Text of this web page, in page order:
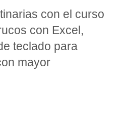
con el curso
con Excel,
teclado para
mayor